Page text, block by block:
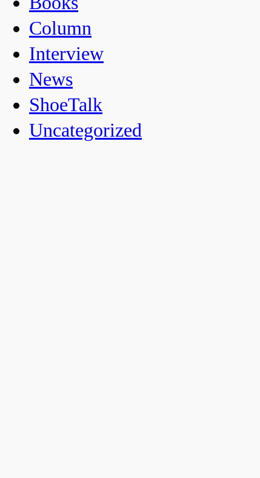
Column
Interview
News
ShoeTalk
Uncategorized